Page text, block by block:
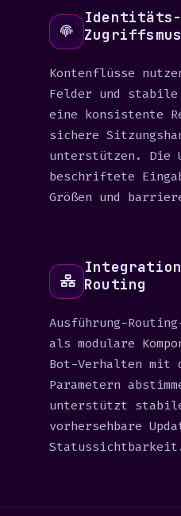
Identitäts-
Kontenflüsse
Felder und
eine konsistente
sichere
unterstützen. Die
beschriftete
Größen und
Routing
Ausführung-
als modulare
Bot-Verhalten mit
Parametern
unterstützt
vorhersehbare